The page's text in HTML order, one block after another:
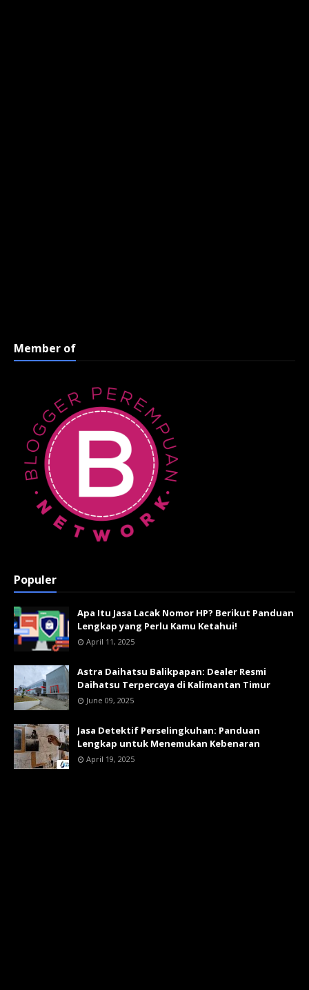
Member of
Populer
Apa Itu Jasa Lacak Nomor HP? Berikut Panduan
Lengkap yang Perlu Kamu Ketahui!
April 11, 2025
Astra Daihatsu Balikpapan: Dealer Resmi
Daihatsu Terpercaya di Kalimantan Timur
June 09, 2025
Jasa Detektif Perselingkuhan: Panduan
Lengkap untuk Menemukan Kebenaran
April 19, 2025